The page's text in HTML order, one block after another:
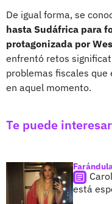
De igual forma, se
hasta Sudáfrica para
protagonizada por
enfrentó retos
problemas fiscales
en aquel momento.
Te puede interesar
está